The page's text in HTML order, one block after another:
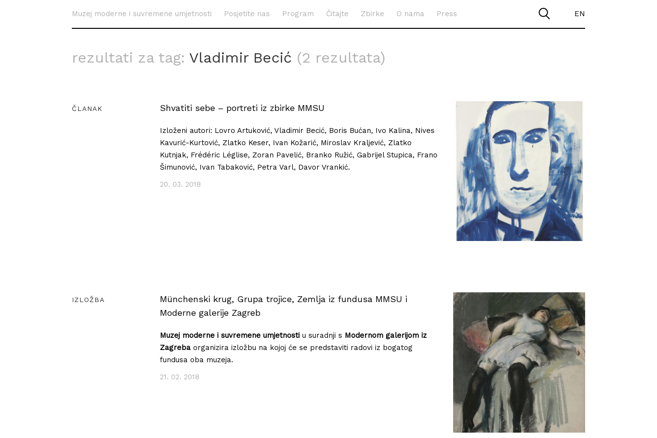
Muzej moderne i suvremene umjetnosti Posjetite nas Program Čitajte Zbirke O nama Press EN
rezultati za tag: Vladimir Becić (2 rezultata)
ČLANAK Shvatiti sebe – portreti iz zbirke MMSU
Izloženi autori: Lovro Artuković, Vladimir Becić, Boris Bućan, Ivo Kalina, Nives
Kavurić-Kurtović, Zlatko Keser, Ivan Kožarić, Miroslav Kraljević, Zlatko
Kutnjak, Frédéric Léglise, Zoran Pavelić, Branko Ružić, Gabrijel Stupica, Frano
Šimunović, Ivan Tabaković, Petra Varl, Davor Vrankić.
20. 03. 2018
IZLOŽBA
Münchenski krug, Grupa trojice, Zemlja iz fundusa MMSU i
Moderne galerije Zagreb
Muzej moderne i suvremene umjetnosti u suradnji s Modernom galerijom iz
Zagreba organizira izložbu na kojoj će se predstaviti radovi iz bogatog
fundusa oba muzeja.
21. 02. 2018